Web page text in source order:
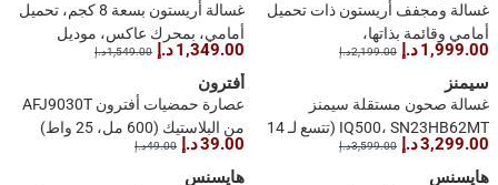
غسالة ومجفف أريستون ذات تحميل
أمامي وقائمة بذاتها،
ARWD085142DMME (سعة
كجم، 1400 دورة في الدقيقة)
1,999.00 د.إ 2,199.00 د.إ
غسالة أريستون بسعة 8 كجم، تحميل
أمامي، بمحرك عاكس، موديل
دورة في الدقيقة)
1,349.00 د.إ 1,549.00 د.إ
سيمنز
غسالة صحون مستقلة سيمنز
IQ500، SN23HB62MT (تتسع لـ 14
مجموعة أدوات مائدة)
3,299.00 د.إ 3,599.00 د.إ
أفترون
عصارة حمضيات أفترون AFJ9030T
من البلاستيك (600 مل، 25 واط)
39.00 د.إ 49.00 د.إ
هايسنس هايسنس